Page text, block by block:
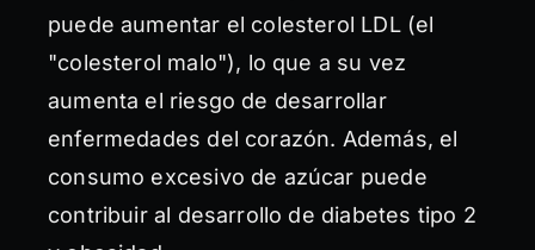
puede aumentar el colesterol LDL (el
"colesterol malo"), lo que a su vez
aumenta el riesgo de desarrollar
enfermedades del corazón. Además, el
consumo excesivo de azúcar puede
contribuir al desarrollo de diabetes tipo 2